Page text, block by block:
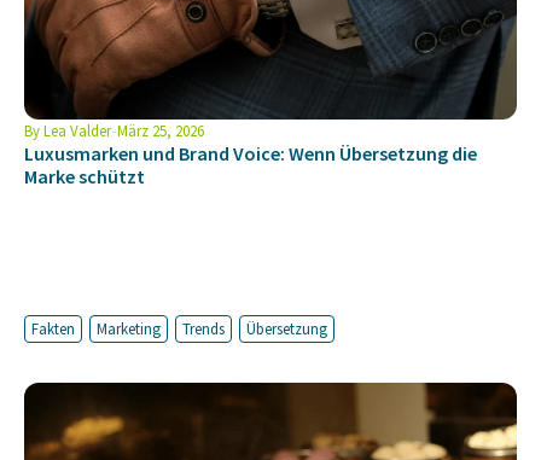
ByLea Valder März 25, 2026
Luxusmarken und Brand Voice: Wenn Übersetzung die
Marke schützt
Fakten Marketing Trends Übersetzung